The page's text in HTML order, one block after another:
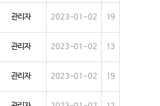
관리자 2023-01-02 19
관리자 2023-01-02 13
관리자 2023-01-02 19